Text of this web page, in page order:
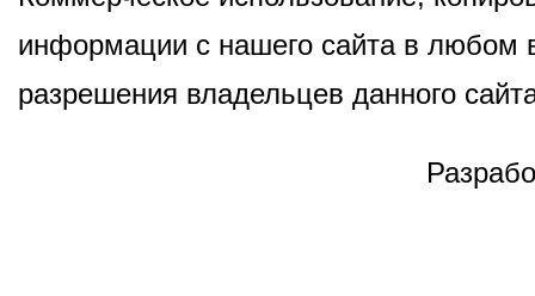
информации с нашего сайта в любом
разрешения владельцев данного